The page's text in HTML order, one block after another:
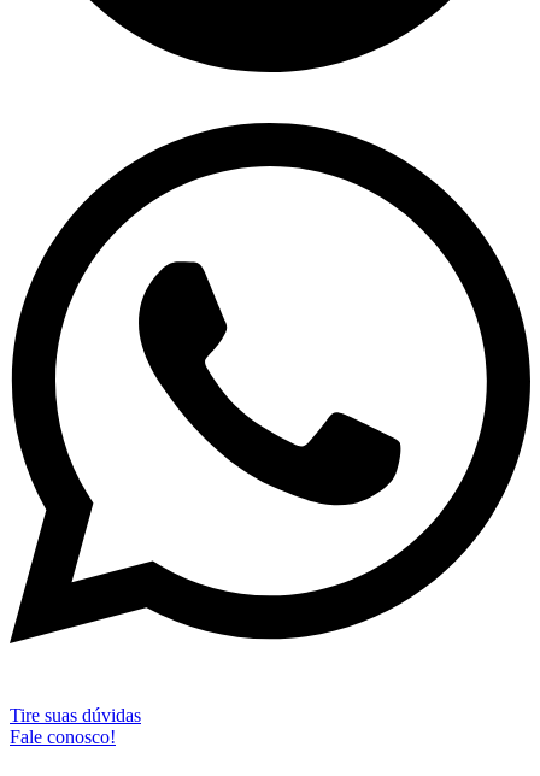
Tire suas dúvidas
Fale conosco!